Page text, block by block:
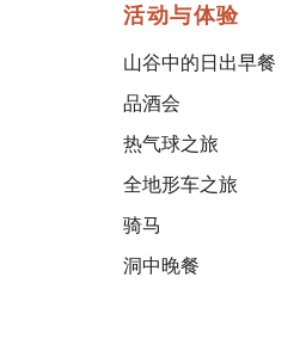
活动与体验
山谷中的日出早餐
品酒会
热气球之旅
全地形车之旅
骑马
洞中晚餐